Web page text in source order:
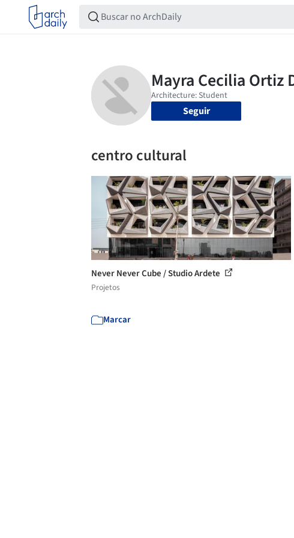
Seguir
centro cultural
Never Never Cube / Studio Ardete
Projetos
Marcar